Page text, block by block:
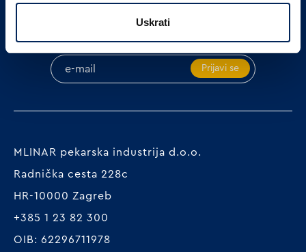
Uskrati
Prijavi se
MLINAR pekarska industrija d.o.o.
Radnička cesta 228c
HR-10000 Zagreb
+385 1 23 82 300
OIB: 62296711978